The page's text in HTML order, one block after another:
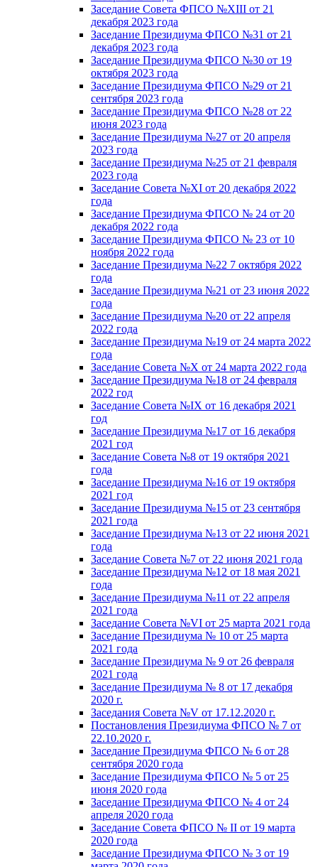
Заседание Совета ФПСО №XIII от 21
декабря 2023 года
Заседание Президиума ФПСО №31 от 21
декабря 2023 года
Заседание Президиума ФПСО №30 от 19
октября 2023 года
Заседание Президиума ФПСО №29 от 21
сентября 2023 года
Заседание Президиума ФПСО №28 от 22
июня 2023 года
Заседание Президиума №27 от 20 апреля
2023 года
Заседание Президиума №25 от 21 февраля
2023 года
Заседание Совета №XI от 20 декабря 2022
года
Заседание Президиума ФПСО № 24 от 20
декабря 2022 года
Заседание Президиума ФПСО № 23 от 10
ноября 2022 года
Заседание Президиума №22 7 октября 2022
года
Заседание Президиума №21 от 23 июня 2022
года
Заседание Президиума №20 от 22 апреля
2022 года
Заседание Президиума №19 от 24 марта 2022
года
Заседание Совета №X от 24 марта 2022 года
Заседание Президиума №18 от 24 февраля
2022 год
Заседание Совета №IX от 16 декабря 2021
год
Заседание Президиума №17 от 16 декабря
2021 год
Заседание Совета №8 от 19 октября 2021
года
Заседание Президиума №16 от 19 октября
2021 год
Заседание Президиума №15 от 23 сентября
2021 года
Заседание Президиума №13 от 22 июня 2021
года
Заседание Совета №7 от 22 июня 2021 года
Заседание Президиума №12 от 18 мая 2021
года
Заседание Президиума №11 от 22 апреля
2021 года
Заседание Совета №VI от 25 марта 2021 года
Заседание Президиума № 10 от 25 марта
2021 года
Заседание Президиума № 9 от 26 февраля
2021 года
Заседание Президиума № 8 от 17 декабря
2020 г.
Заседания Совета №V от 17.12.2020 г.
Постановления Президиума ФПСО № 7 от
22.10.2020 г.
Заседание Президиума ФПСО № 6 от 28
сентября 2020 года
Заседание Президиума ФПСО № 5 от 25
июня 2020 года
Заседание Президиума ФПСО № 4 от 24
апреля 2020 года
Заседание Совета ФПСО № II от 19 марта
2020 года
Заседание Президиума ФПСО № 3 от 19